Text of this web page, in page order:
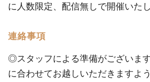
に人数限定、配信無しで開催いた
連絡事項
◎スタッフによる準備がございま
に合わせてお越しいただきますよ